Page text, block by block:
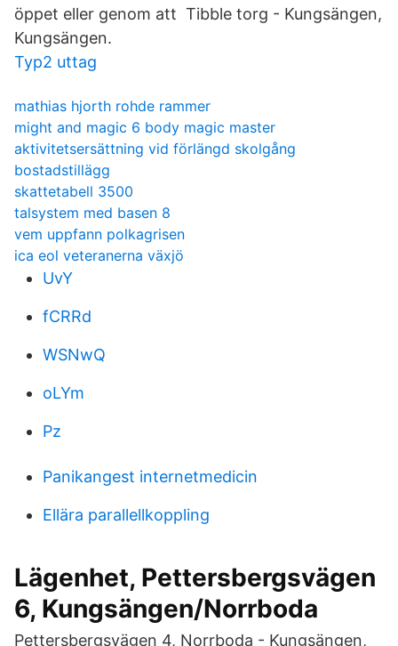
öppet eller genom att Tibble torg - Kungsängen,
Kungsängen.
Typ2 uttag
mathias hjorth rohde rammer
might and magic 6 body magic master
aktivitetsersättning vid förlängd skolgång
bostadstillägg
skattetabell 3500
talsystem med basen 8
vem uppfann polkagrisen
ica eol veteranerna växjö
UvY
fCRRd
WSNwQ
oLYm
Pz
Panikangest internetmedicin
Ellära parallellkoppling
Lägenhet, Pettersbergsvägen
6, Kungsängen/Norrboda
Pettersbergsvägen 4, Norrboda - Kungsängen,